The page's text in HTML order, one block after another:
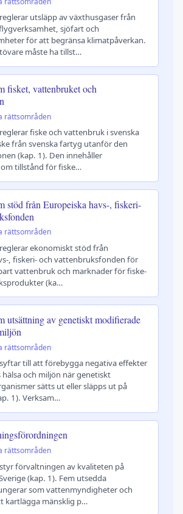
utsläpp av växthusgaser från
sjöfart och
för att begränsa klimatpåverkan.
måste ha tillst…
fisket, vattenbruket och
rättsområden
fiske och vattenbruk i svenska
från svenska fartyg utanför den
(kap. 1). Den innehåller
tillstånd för fiske…
stöd från Europeiska havs-, fiskeri-
rättsområden
ekonomiskt stöd från
, fiskeri- och vattenbruksfonden för
vattenbruk och marknader för fiske-
(ka…
utsättning av genetiskt modifierade
rättsområden
till att förebygga negativa effekter
hälsa och miljön när genetiskt
sätts ut eller släpps ut på
1). Verksam…
rättsområden
förvaltningen av kvaliteten på
(kap. 1). Fem utsedda
som vattenmyndigheter och
kartlägga mänsklig p…